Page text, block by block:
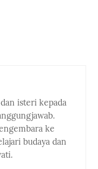
isteri kepada
ke
budaya dan